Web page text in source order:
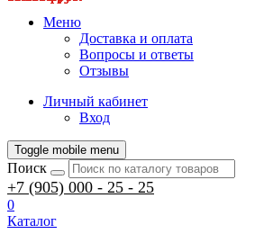
Меню
Доставка и оплата
Вопросы и ответы
Отзывы
Личный кабинет
Вход
Toggle mobile menu
Поиск
+7 (905) 000 - 25 - 25
0
Каталог